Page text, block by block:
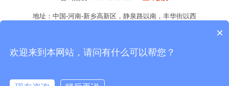
地址：中国-河南-新乡高新区，静泉路以南，丰华街以西
创建一流乳品畜牧设备企业
×
欢迎来到本网站，请问有什么可以帮您？